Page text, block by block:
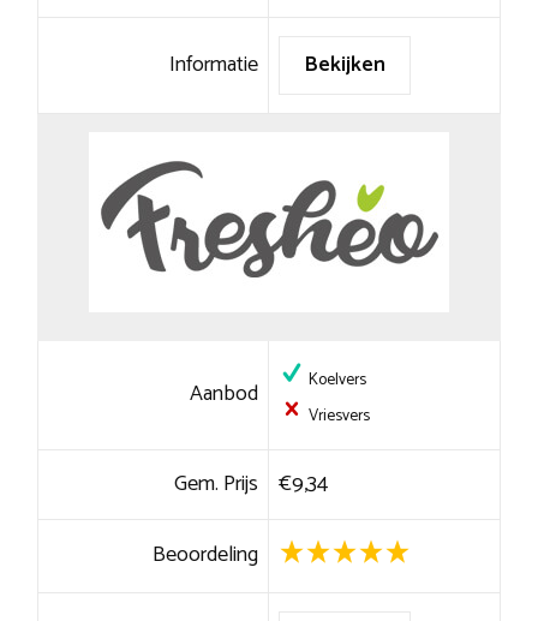
Informatie Bekijken
Aanbod
Koelvers
Vriesvers
Gem. Prijs €9,34
Beoordeling